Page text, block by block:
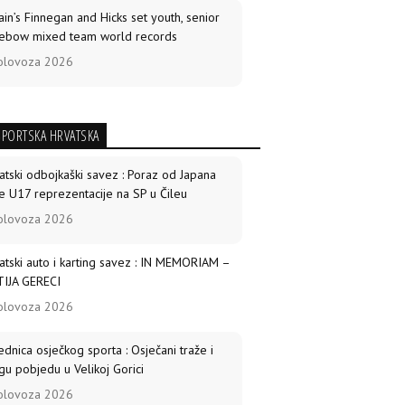
Finnegan and Hicks set youth, senior
mixed team world records
2026
programme expands
2026
Lopez win compound golds as Mexico
2026
best archers at the 2026 African Archery
2026
American gold medallists Grande,
HRVATSKA
odbojkaški savez : Poraz od Japana
U17 reprezentacije na SP u Čileu
2026
auto i karting savez : IN MEMORIAM –
GERECI
2026
osječkog sporta : Osječani traže i
pobjedu u Velikoj Gorici
2026